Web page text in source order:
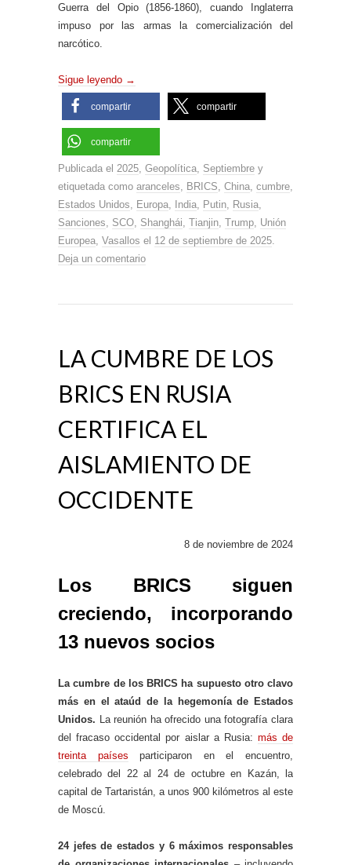
Guerra del Opio (1856-1860), cuando Inglaterra
impuso por las armas la comercialización del
narcótico.
Sigue leyendo →
compartir compartir
compartir
Publicada el 2025 Geopolítica Septiembre y
etiquetada como aranceles BRICS China cumbre
Estados Unidos
Europa India Putin Rusia
Sanciones
SCO Shanghái Tianjin Trump Unión
Europea Vasallos el 12 de septiembre de 2025
Deja un comentario
LA CUMBRE DE LOS
BRICS EN RUSIA
CERTIFICA EL
AISLAMIENTO DE
OCCIDENTE
8 de noviembre de 2024
Los BRICS siguen
creciendo, incorporando
13 nuevos socios
La cumbre de los BRICS ha supuesto otro clavo
más en el ataúd de la hegemonía de Estados
Unidos.
La reunión ha ofrecido una fotografía clara
del fracaso occidental por aislar a Rusia: más de
treinta países participaron en el encuentro,
celebrado del 22 al 24 de octubre en Kazán, la
capital de Tartaristán, a unos 900 kilómetros al este
de Moscú.
24 jefes de estados y 6 máximos responsables